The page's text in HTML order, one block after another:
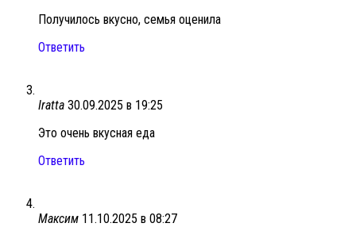
Получилось вкусно, семья оценила
Ответить
Iratta 30.09.2025 в 19:25
Это очень вкусная еда
Ответить
Максим 11.10.2025 в 08:27